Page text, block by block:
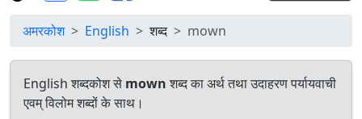
अमरकोश English शब्द mown
English शब्दकोश से mownशब्द का अर्थ तथा उदाहरण पर्यायवाची
एवम् विलोम शब्दों के साथ।